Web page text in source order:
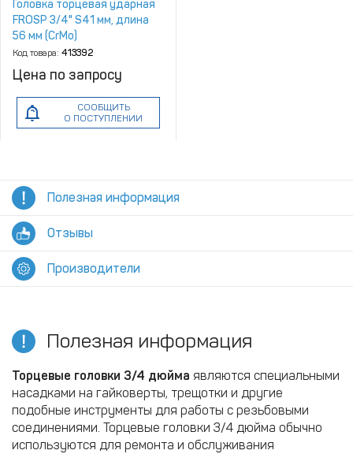
Головка торцевая ударная
FROSP 3/4" S41 мм, длина
56 мм (CrMo)
Код товара: 413392
Цена по запросу
СООБЩИТЬ
О ПОСТУПЛЕНИИ
Полезная информация
Отзывы
Производители
Полезная информация
Торцевые головки 3/4 дюйма являются специальными
насадками на гайковерты, трещотки и другие
подобные инструменты для работы с резьбовыми
соединениями. Торцевые головки 3/4 дюйма обычно
используются для ремонта и обслуживания